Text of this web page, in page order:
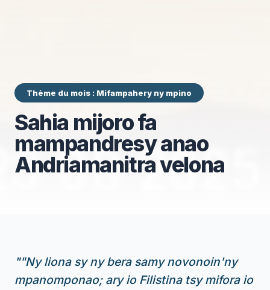
Thème du mois : Mifampahery ny mpino
Sahia mijoro fa
mampandresy anao
Andriamanitra velona
""Ny liona sy ny bera samy novonoin'ny
mpanomponao; ary io Filistina tsy mifora io